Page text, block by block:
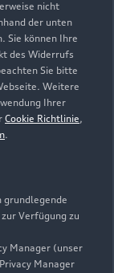
nicht
der unten
Sie können Ihre
des Widerrufs
Sie bitte
Weitere
Ihrer
Cookie Richtlinie,
.
grundlegende
Verfügung zu
Manager (unser
Manager
nach oben